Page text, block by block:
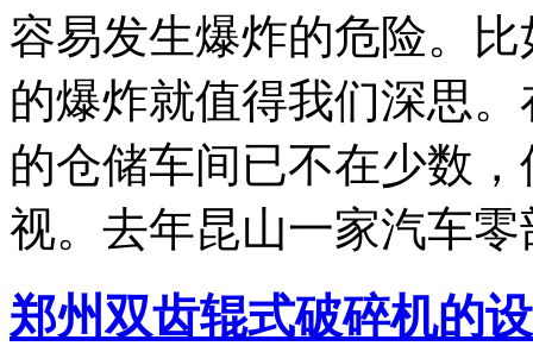
容易发生爆炸的危险。
的爆炸就值得我们深思
的仓储车间已不在少数
视。去年昆山一家汽车
郑州双齿辊式破碎机的